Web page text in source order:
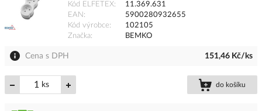
Kód ELFETEX
11.369.631
EAN
5900280932655
Kód výrobce
102105
Značka
BEMKO
Cena s DPH 151,46 Kč/ks
ks do košíku